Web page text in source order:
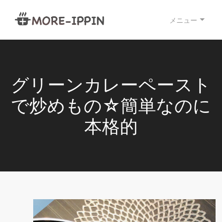
メニュー
グリーンカレーペースト
で炒めもの☆簡単なのに
本格的